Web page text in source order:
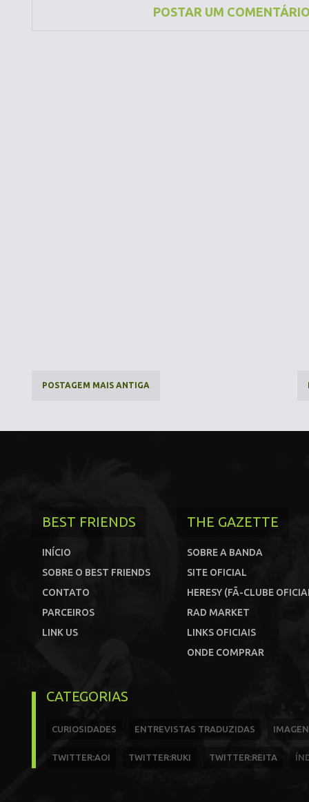
POSTAR UM
POSTAGEM MAIS ANTIGA
BEST FRIENDS
INÍCIO
SOBRE O BEST FRIENDS
CONTATO
PARCEIROS
LINK US
THE GAZETTE
SOBRE A BANDA
SITE OFICIAL
HERESY (FÃ-CLUBE
RAD MARKET
LINKS OFICIAIS
ONDE COMPRAR
CATEGORIAS
CURIOSIDADES ENTREVISTAS TRADUZIDAS
TWITTER:AOI TWITTER:RUKI TWITTER:REITA